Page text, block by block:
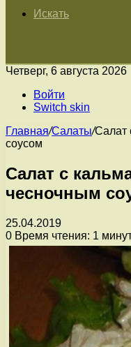
Искать
Четверг, 6 августа 2026
Войти
Switch skin
Главная/Салаты/Салат
соусом
Салат с
чесночным
25.04.2019
0 Время чтения: 1